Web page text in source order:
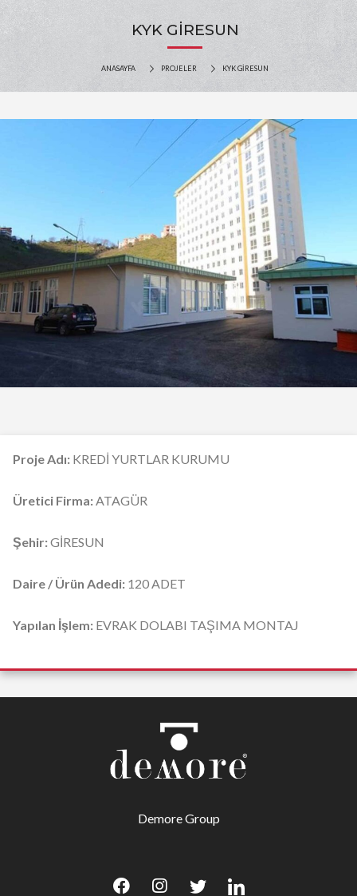
KYK GİRESUN
ANASAYFA PROJELER KYK GİRESUN
Proje Adı: KREDİ YURTLAR KURUMU
Üretici Firma:ATAGÜR
Şehir:GİRESUN
Daire / Ürün Adedi: 120 ADET
Yapılan İşlem: EVRAK DOLABI TAŞIMA MONTAJ
Demore Group